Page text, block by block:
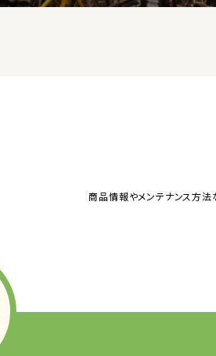
商品情報やメンテナンス方法